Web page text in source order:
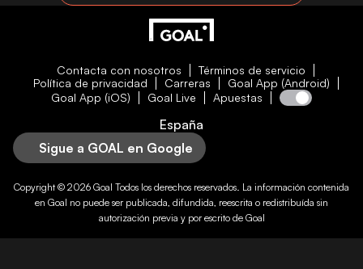
Contacta con nosotros
Términos de servicio
Política de privacidad
Carreras
Goal App (Android)
Goal App (iOS)
Goal Live Apuestas
España
Sigue a GOAL en Google
Copyright © 2026 Goal Todos los derechos reservados. La información contenida
en Goal no puede ser publicada, difundida, reescrita o redistribuída sin
autorización previa y por escrito de Goal